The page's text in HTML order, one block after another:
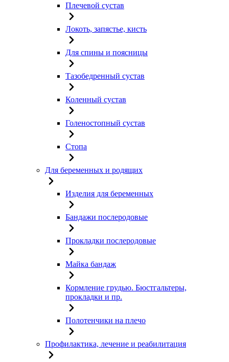
Плечевой сустав
Локоть, запястье, кисть
Для спины и поясницы
Тазобедренный сустав
Коленный сустав
Голеностопный сустав
Стопа
Для беременных и родящих
Изделия для беременных
Бандажи послеродовые
Прокладки послеродовые
Майка бандаж
Кормление грудью. Бюстгальтеры,
прокладки и пр.
Полотенчики на плечо
Профилактика, лечение и реабилитация